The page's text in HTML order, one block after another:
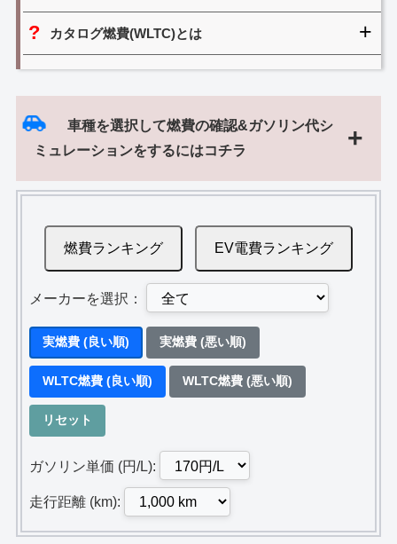
カタログ燃費(WLTC)とは
車種を選択して燃費の確認&ガソリン代シ
ミュレーションをするにはコチラ
燃費ランキング EV電費ランキング
メーカーを選択：
実燃費 (良い順) 実燃費 (悪い順)
WLTC燃費 (良い順) WLTC燃費 (悪い順)
リセット
ガソリン単価 (円/L):
走行距離 (km):